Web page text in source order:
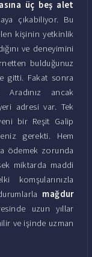
üç beş alet
çıkabiliyor. Bu
kişinin yetkinlik
ve deneyimini
bulduğunuz
gitti. Fakat sonra
Aradınız ancak
adresi var. Tek
bir Reşit Galip
gerekti. Hem
ödemek zorunda
miktarda maddi
komşularınızla
mağdur
uzun yıllar
ve işinde uzman